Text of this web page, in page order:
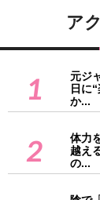
ア
1
元ジ
日に
か...
2
体力
越え
の...